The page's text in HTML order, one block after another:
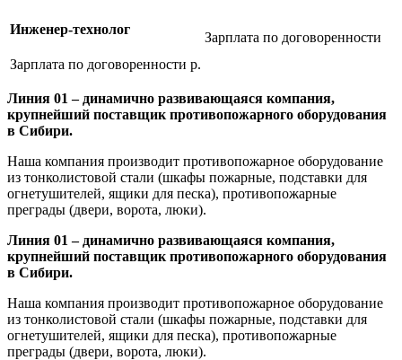
Инженер-технолог
Зарплата по договоренности р.
Зарплата по договоренности
Линия 01 – динамично развивающаяся компания,
крупнейший поставщик противопожарного оборудования
в Сибири.
Наша компания производит противопожарное оборудование
из тонколистовой стали (шкафы пожарные, подставки для
огнетушителей, ящики для песка), противопожарные
преграды (двери, ворота, люки).
Линия 01 – динамично развивающаяся компания,
крупнейший поставщик противопожарного оборудования
в Сибири.
Наша компания производит противопожарное оборудование
из тонколистовой стали (шкафы пожарные, подставки для
огнетушителей, ящики для песка), противопожарные
преграды (двери, ворота, люки).